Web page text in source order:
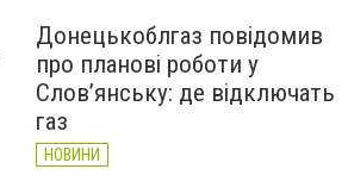
Донецькоблгаз повідомив
про планові роботи у
Слов’янську: де відключать
газ
НОВИНИ